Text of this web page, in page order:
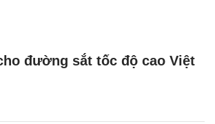
đường sắt tốc độ cao Việt